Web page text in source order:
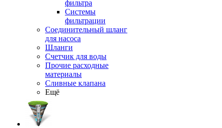
фильтра
Системы
фильтрации
Соединительный шланг
для насоса
Шланги
Счетчик для воды
Прочие расходные
материалы
Сливные клапана
Ещё